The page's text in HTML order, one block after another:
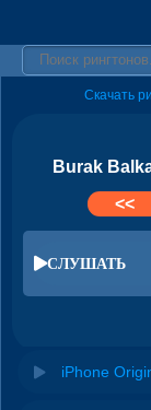
Скачать
Burak
<<
СЛУШАТЬ
iPhone